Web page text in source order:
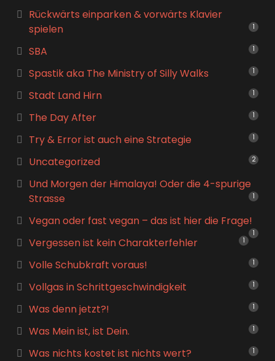
Rückwärts einparken & vorwärts Klavier
spielen
1
SBA 1
Spastik aka The Ministry of Silly Walks 1
Stadt Land Hirn 1
The Day After 1
Try & Error ist auch eine Strategie 1
Uncategorized 2
Und Morgen der Himalaya! Oder die 4-spurige
Strasse
1
Vegan oder fast vegan – das ist hier die Frage!
1
Vergessen ist kein Charakterfehler 1
Volle Schubkraft voraus! 1
Vollgas in Schrittgeschwindigkeit 1
Was denn jetzt?! 1
Was Mein ist, ist Dein. 1
Was nichts kostet ist nichts wert? 1